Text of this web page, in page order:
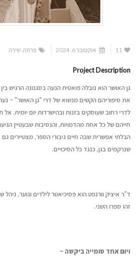
11 אוקטובר 6, 2024 פרוזה שירה
Project Description
גן האושר הוא נובלה פואטית הנעה בסגנונה הרגיש
את סיפוריהם הקשים מנשוא של דרי "גן האושר" –
לדרי רחוב שעוסקים בזנות ובהישרדות יום יומית. אל
חייהם של כל אחת מהדמויות, והנסיבות שבעטיין
הבלתי אפשרית שבה חיים גיבורי הספר, מצטיירים
שנרקמים בגן, כנגד כל הסיכויים.
ד"ר איציק וורגפט הוא פסיכיאטר לילדים ונוער,
זהו ספרו השני.
ויום אחד סומייה ביקשה –